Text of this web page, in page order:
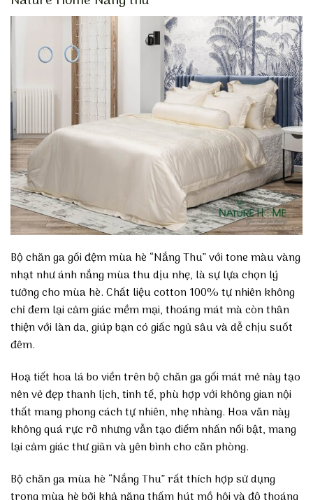
Bộ chăn ga gối đệm mùa hè “Nắng Thu” với tone màu vàng
nhạt như ánh nắng mùa thu dịu nhẹ, là sự lựa chọn lý
tưởng cho mùa hè. Chất liệu cotton 100% tự nhiên không
chỉ đem lại cảm giác mềm mại, thoáng mát mà còn thân
thiện với làn da, giúp bạn có giấc ngủ sâu và dễ chịu suốt
đêm.
Hoạ tiết hoa lá bo viền trên bộ chăn ga gối mát mẻ này tạo
nên vẻ đẹp thanh lịch, tinh tế, phù hợp với không gian nội
thất mang phong cách tự nhiên, nhẹ nhàng. Hoa văn này
không quá rực rỡ nhưng vẫn tạo điểm nhấn nổi bật, mang
lại cảm giác thư giãn và yên bình cho căn phòng.
Bộ chăn ga mùa hè “Nắng Thu” rất thích hợp sử dụng